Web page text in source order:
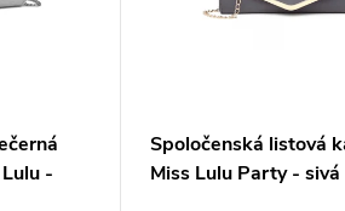
-
Spoločenská listová
Miss Lulu Party - sivá